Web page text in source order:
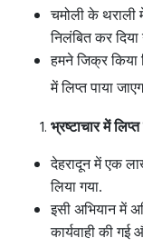
चमोली के थराली
निलंबित कर दिया
हमने जिक्र किया
में लिप्त पाया
भ्रष्टाचार में
देहरादून में एक
लिया गया.
इसी अभियान में
कार्यवाही की